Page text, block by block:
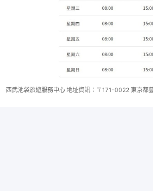
西武池袋旅遊服務中心 地址資訊：〒171-0022 東京都